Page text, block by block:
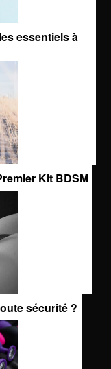
essentiels à
Kit BDSM
sécurité ?